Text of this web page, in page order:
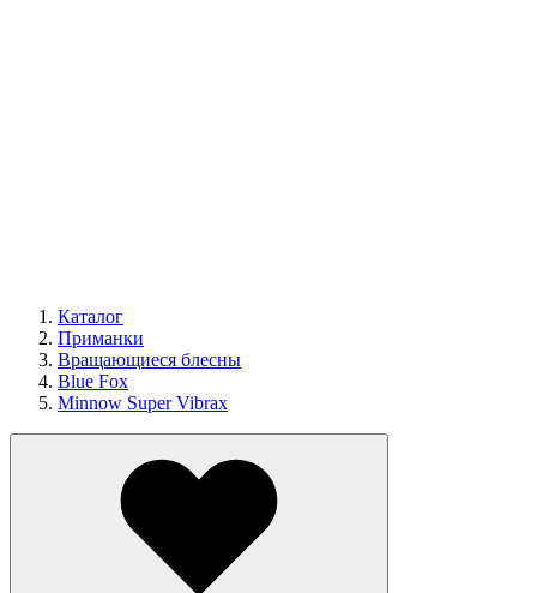
Каталог
Приманки
Вращающиеся блесны
Blue Fox
Minnow Super Vibrax